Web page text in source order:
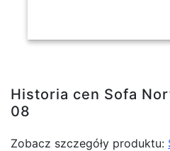
Historia cen Sofa
08
Zobacz szczegóły produktu: